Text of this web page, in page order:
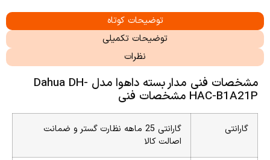
توضیحات کوتاه
توضیحات تکمیلی
نظرات
مشخصات فنی مدار بسته داهوا مدل Dahua DH-
HAC-B1A21P مشخصات فنی
گارانتی
گارانتی 25 ماهه نظارت گستر و ضمانت
اصالت کالا